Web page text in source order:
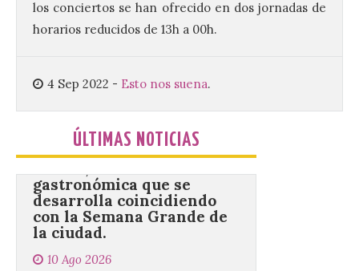
los conciertos se han ofrecido en dos jornadas de
horarios reducidos de 13h a 00h.
4 Sep 2022 - Esto nos suena.
ÚLTIMAS NOTICIAS
semana de actividades en […]
Gijón/Xixón celebra la
tercera edición de Paseo
Gastro, una cita
gastronómica que se
desarrolla coincidiendo
con la Semana Grande de
la ciudad.
10 Ago 2026
gastronómicas, que se